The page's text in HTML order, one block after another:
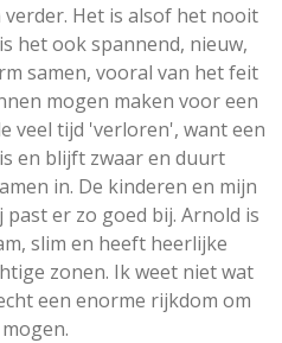
Het is alsof het nooit
het ook spannend, nieuw,
samen, vooral van het feit
mogen maken voor een
veel tijd 'verloren', want een
en blijft zwaar en duurt
in. De kinderen en mijn
er zo goed bij. Arnold is
slim en heeft heerlijke
zonen. Ik weet niet wat
een enorme rijkdom om